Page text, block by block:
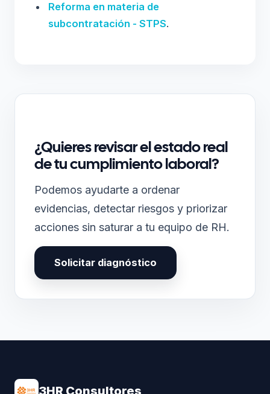
Reforma en materia de
subcontratación - STPS.
¿Quieres revisar el estado real
de tu cumplimiento laboral?
Podemos ayudarte a ordenar
evidencias, detectar riesgos y priorizar
acciones sin saturar a tu equipo de RH.
Solicitar diagnóstico
3HR Consultores